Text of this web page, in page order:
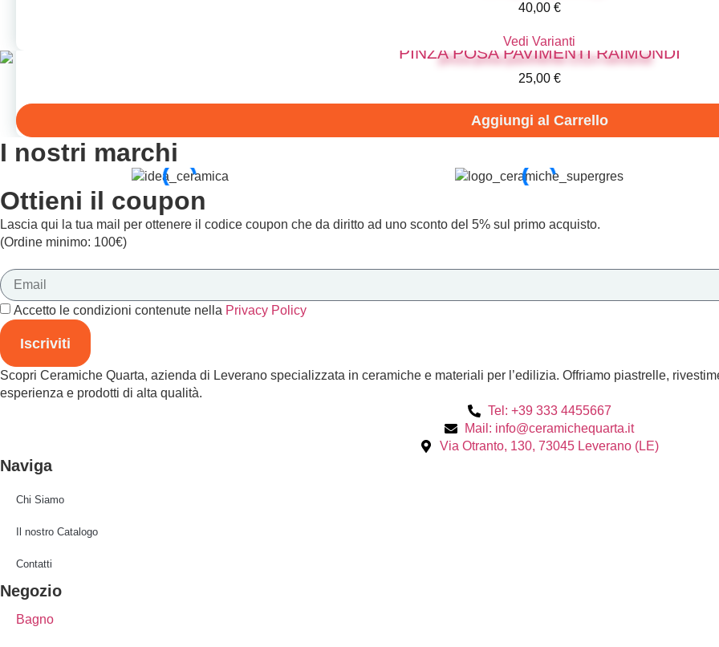
40,00 €
Vedi Varianti
PINZA POSA PAVIMENTI RAIMONDI
25,00 €
Aggiungi al Carrello
I nostri marchi
Ottieni il coupon
Lascia qui la tua mail per ottenere il codice coupon che da diritto ad uno sconto del 5% sul primo acquisto.
(Ordine minimo: 100€)
Accetto le condizioni contenute nella Privacy Policy
Iscriviti
Scopri Ceramiche Quarta, azienda di Leverano specializzata in ceramiche e materiali per l’edilizia. Offriamo piastrelle,
esperienza e prodotti di alta qualità.
Tel: +39 333 4455667
Mail: info@ceramichequarta.it
Via Otranto, 130, 73045 Leverano (LE)
Naviga
Chi Siamo
Il nostro Catalogo
Contatti
Negozio
Bagno